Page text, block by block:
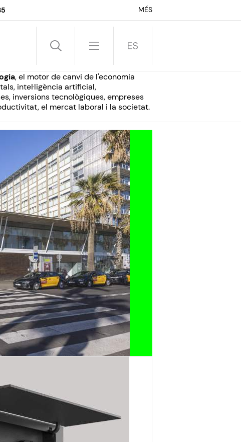
MÉS
, el motor de canvi de l'economia
intel·ligència artificial,
inversions tecnològiques, empreses
el mercat laboral i la societat.